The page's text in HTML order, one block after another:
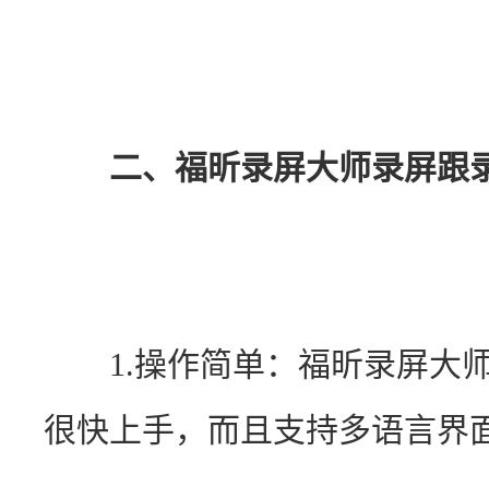
二、福昕录屏大师录屏跟
1.操作简单：福昕录屏大师
很快上手，而且支持多语言界